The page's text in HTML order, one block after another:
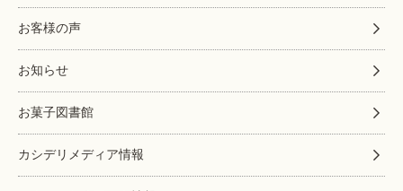
お客様の声
お知らせ
お菓子図書館
カシデリメディア情報